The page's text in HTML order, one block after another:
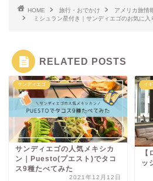
HOME 旅行・おでかけ アメリカ旅情
ミシュラン星付き｜サンディエゴのお気に入
RELATED POSTS
サンディエゴ
サンディエゴの人気メキシカ
ン｜Puesto(プエスト)でタコ
ス9種たべてみた
2021年12月12日
イ
ッ